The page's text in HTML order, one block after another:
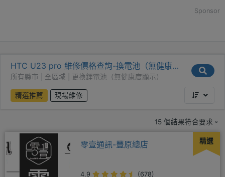
Sponsor
HTC U23 pro 維修價格查詢-換電池（無健康
度）
所有縣市 | 全區域 | 更換鋰電池（無健康度顯示）
精選推薦 現場維修
15 個結果符合要求。
精選
零壹通訊-豐原總店
4.9
(678)